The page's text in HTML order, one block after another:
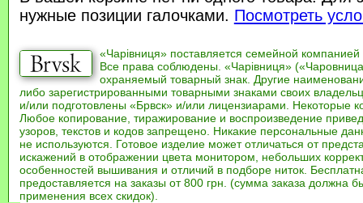
нужные позиции галочками. Посмотреть
«Чарівниця» поставляется семейной компанией
Все права соблюдены. «Чарівниця»
охраняемый товарный знак. Другие
либо зарегистрированными товарными знаками своих
и/или подготовлены «Брвск» и/или лицензиарами. Некоторые
Любое копирование, тиражирование и воспроизведение
узоров, текстов и кодов запрещено. Никакие персональные
не используются. Готовое изделие может отличаться от
искажений в отображении цвета монитором, небольших
особенностей вышивания и отличий в подборе ниток.
предоставляется на заказы от 800 грн. (сумма заказа должна
применения всех скидок).